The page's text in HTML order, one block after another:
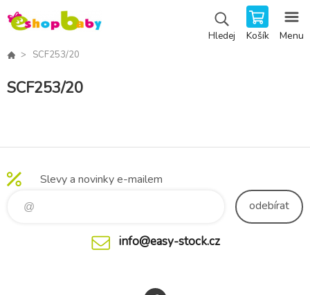
Hledej Košík Menu
SCF253/20
SCF253/20
Slevy a novinky e-mailem
odebírat
info@easy-stock.cz